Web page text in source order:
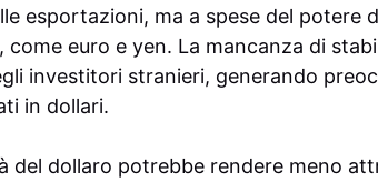
esportazioni, ma a spese del potere
euro e yen. La mancanza di
investitori stranieri, generando
in dollari.
del dollaro potrebbe rendere meno